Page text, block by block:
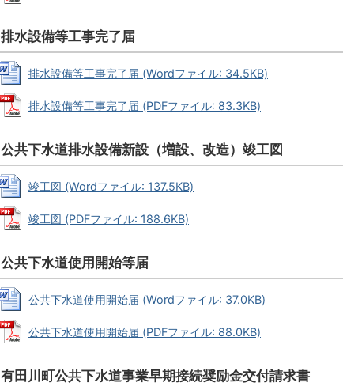
排水設備等工事完了届
排水設備等工事完了届 (Wordファイル: 34.5KB)
排水設備等工事完了届 (PDFファイル: 83.3KB)
公共下水道排水設備新設（増設、改造）竣工図
竣工図 (Wordファイル: 137.5KB)
竣工図 (PDFファイル: 188.6KB)
公共下水道使用開始等届
公共下水道使用開始届 (Wordファイル: 37.0KB)
公共下水道使用開始届 (PDFファイル: 88.0KB)
有田川町公共下水道事業早期接続奨励金交付請求書